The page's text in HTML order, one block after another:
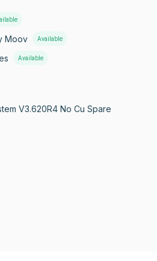
Moov Available
Available
V3.620R4 No Cu Spare